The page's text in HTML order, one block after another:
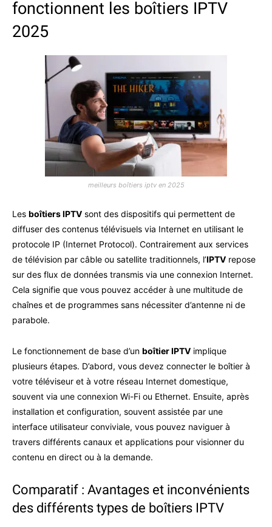
fonctionnent les boîtiers IPTV
2025
meilleurs boîtiers iptv en 2025
Les boîtiers IPTV sont des dispositifs qui permettent de
diffuser des contenus télévisuels via Internet en utilisant le
protocole IP (Internet Protocol). Contrairement aux services
de télévision par câble ou satellite traditionnels, l’IPTV repose
sur des flux de données transmis via une connexion Internet.
Cela signifie que vous pouvez accéder à une multitude de
chaînes et de programmes sans nécessiter d’antenne ni de
parabole.
Le fonctionnement de base d’un boîtier IPTV implique
plusieurs étapes. D’abord, vous devez connecter le boîtier à
votre téléviseur et à votre réseau Internet domestique,
souvent via une connexion Wi-Fi ou Ethernet. Ensuite, après
installation et configuration, souvent assistée par une
interface utilisateur conviviale, vous pouvez naviguer à
travers différents canaux et applications pour visionner du
contenu en direct ou à la demande.
Comparatif : Avantages et inconvénients
des différents types de boîtiers IPTV